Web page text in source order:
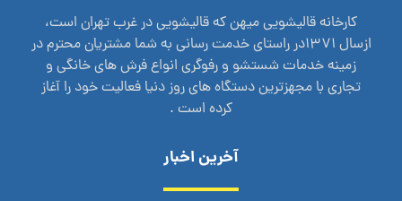
کارخانه قالیشویی میهن که قالیشویی در غرب تهران است،
ازسال 1371در راستای خدمت رسانی به شما مشتریان محترم در
زمینه خدمات شستشو و رفوگری انواع فرش های خانگی و
تجاری با مجهزترین دستگاه های روز دنیا فعالیت خود را آغاز
کرده است .
آخرین اخبار